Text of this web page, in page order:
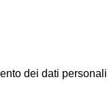
dei dati